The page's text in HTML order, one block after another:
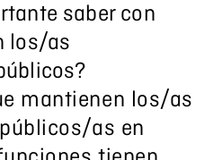
saber con
los/as
mantienen los/as
as en